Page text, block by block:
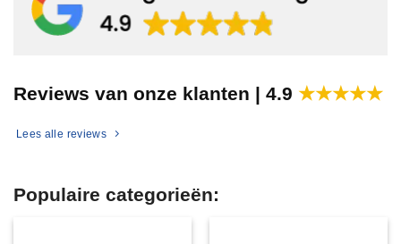
Reviews van onze klanten | 4.9 ★★★★★
Lees alle reviews
Populaire categorieën: